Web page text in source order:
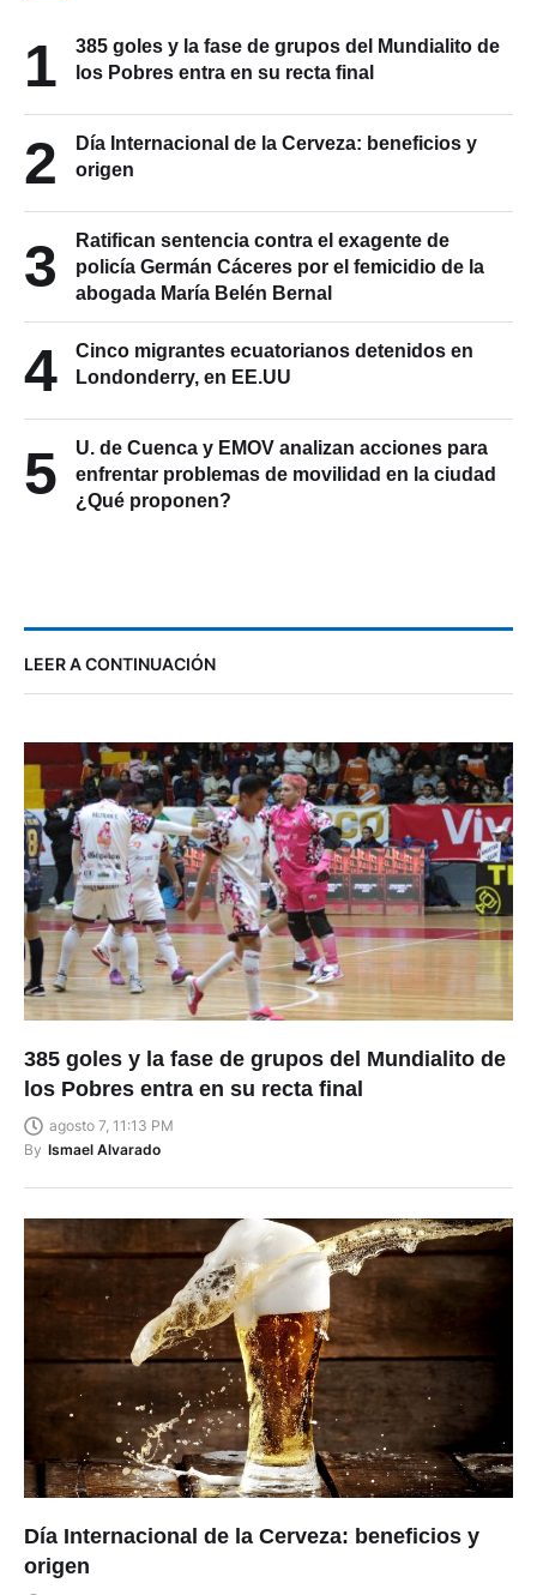
1
los Pobres entra en su recta final
2
Día Internacional de la Cerveza: beneficios y
origen
3
Ratifican sentencia contra el exagente de
policía Germán Cáceres por el femicidio de la
abogada María Belén Bernal
4
Cinco migrantes ecuatorianos detenidos en
Londonderry, en EE.UU
5
U. de Cuenca y EMOV analizan acciones para
enfrentar problemas de movilidad en la ciudad
¿Qué proponen?
LEER A CONTINUACIÓN
385 goles y la fase de grupos del Mundialito de
los Pobres entra en su recta final
agosto 7, 11:13 PM
By Ismael Alvarado
Día Internacional de la Cerveza: beneficios y
origen
agosto 7, 6:24 PM